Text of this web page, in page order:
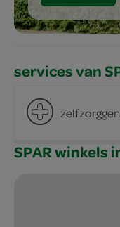
services van
SPAR winkels